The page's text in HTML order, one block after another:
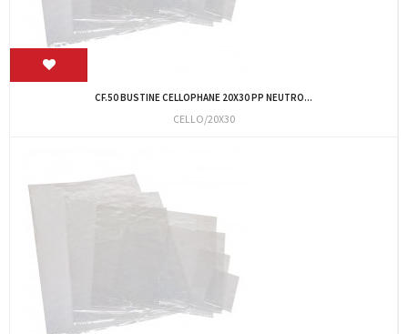
CF.50 BUSTINE CELLOPHANE 20X30 PP NEUTRO...
CELLO/20X30